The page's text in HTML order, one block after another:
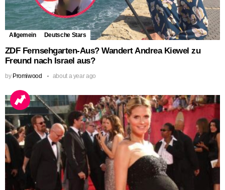
Allgemein Deutsche Stars
ZDF Fernsehgarten-Aus? Wandert Andrea Kiewel zu
Freund nach Israel aus?
by Promiwood about a year ago